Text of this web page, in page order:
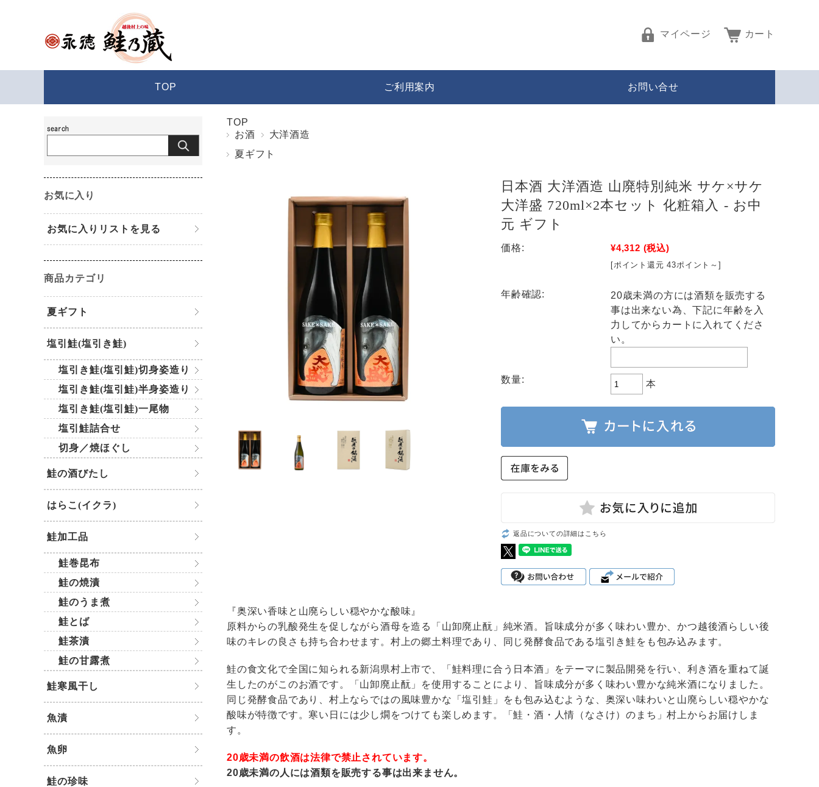
マイページ カート
TOP ご利用案内 お問い合せ
TOP
お酒
大洋酒造
夏ギフト
日本酒 大洋酒造 山廃特別純米 サケ×サケ
大洋盛 720ml×2本セット 化粧箱入 - お中
元 ギフト
価格: ¥4,312 (税込)
[ポイント還元 43ポイント～]
年齢確認:
20歳未満の方には酒類を販売する
事は出来ない為、下記に年齢を入
力してからカートに入れてくださ
い。
数量: 本
返品についての詳細はこちら
『奥深い香味と山廃らしい穏やかな酸味』
原料からの乳酸発生を促しながら酒母を造る「山卸廃止酛」純米酒。旨味成分が多く味わい豊か、かつ越後酒らしい後
味のキレの良さも持ち合わせます。村上の郷土料理であり、同じ発酵食品である塩引き鮭をも包み込みます。
鮭の食文化で全国に知られる新潟県村上市で、「鮭料理に合う日本酒」をテーマに製品開発を行い、利き酒を重ねて誕
生したのがこのお酒です。「山卸廃止酛」を使用することにより、旨味成分が多く味わい豊かな純米酒になりました。
同じ発酵食品であり、村上ならではの風味豊かな「塩引鮭」をも包み込むような、奥深い味わいと山廃らしい穏やかな
酸味が特徴です。寒い日には少し燗をつけても楽しめます。「鮭・酒・人情（なさけ）のまち」村上からお届けしま
す。
20歳未満の飲酒は法律で禁止されています。
20歳未満の人には酒類を販売する事は出来ません。
お気に入り
お気に入りリストを見る
商品カテゴリ
夏ギフト
塩引鮭(塩引き鮭)
塩引き鮭(塩引鮭)切身姿造り
塩引き鮭(塩引鮭)半身姿造り
塩引き鮭(塩引鮭)一尾物
塩引鮭詰合せ
切身／焼ほぐし
鮭の酒びたし
はらこ(イクラ)
鮭加工品
鮭巻昆布
鮭の焼漬
鮭のうま煮
鮭とば
鮭茶漬
鮭の甘露煮
鮭寒風干し
魚漬
魚卵
鮭の珍味